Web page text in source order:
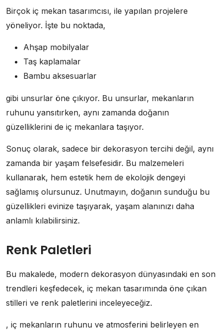
Birçok iç mekan tasarımcısı, ile yapılan projelere
yöneliyor. İşte bu noktada,
Ahşap mobilyalar
Taş kaplamalar
Bambu aksesuarlar
gibi unsurlar öne çıkıyor. Bu unsurlar, mekanların
ruhunu yansıtırken, aynı zamanda doğanın
güzelliklerini de iç mekanlara taşıyor.
Sonuç olarak, sadece bir dekorasyon tercihi değil, aynı
zamanda bir yaşam felsefesidir. Bu malzemeleri
kullanarak, hem estetik hem de ekolojik dengeyi
sağlamış olursunuz. Unutmayın, doğanın sunduğu bu
güzellikleri evinize taşıyarak, yaşam alanınızı daha
anlamlı kılabilirsiniz.
Renk Paletleri
Bu makalede, modern dekorasyon dünyasındaki en son
trendleri keşfedecek, iç mekan tasarımında öne çıkan
stilleri ve renk paletlerini inceleyeceğiz.
, iç mekanların ruhunu ve atmosferini belirleyen en